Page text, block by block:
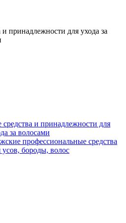
и принадлежности для ухода за
средства и принадлежности для
за волосами
профессиональные средства
усов, бороды, волос